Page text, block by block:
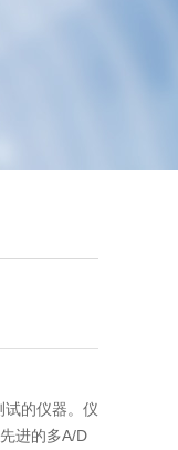
的仪器。仪
进的多A/D